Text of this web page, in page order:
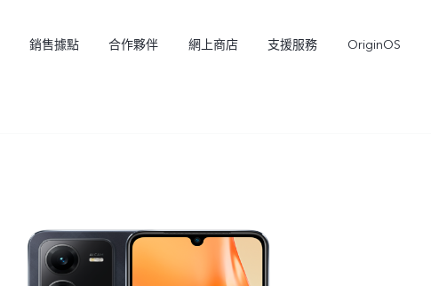
銷售據點 合作夥伴 網上商店 支援服務 OriginOS